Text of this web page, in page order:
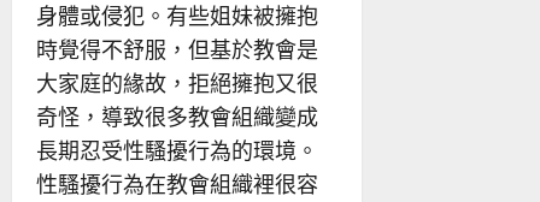
身體或侵犯。有些姐妹被擁抱
時覺得不舒服，但基於教會是
大家庭的緣故，拒絕擁抱又很
奇怪，導致很多教會組織變成
長期忍受性騷擾行為的環境。
性騷擾行為在教會組織裡很容